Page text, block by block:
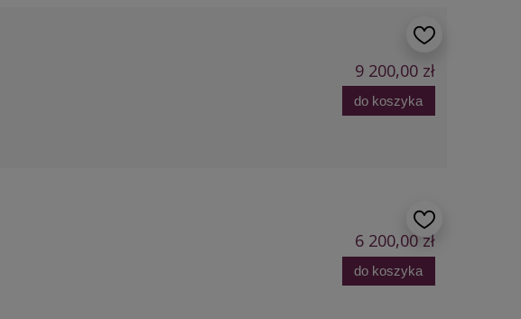
9 200,00 zł
do koszyka
6 200,00 zł
do koszyka